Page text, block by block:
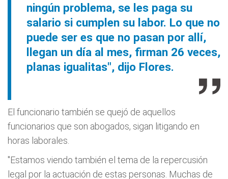
ningún problema, se les paga su
salario si cumplen su labor. Lo que no
puede ser es que no pasan por allí,
llegan un día al mes, firman 26 veces,
planas igualitas", dijo Flores.
El funcionario también se quejó de aquellos
funcionarios que son abogados, sigan litigando en
horas laborales.
"Estamos viendo también el tema de la repercusión
legal por la actuación de estas personas. Muchas de